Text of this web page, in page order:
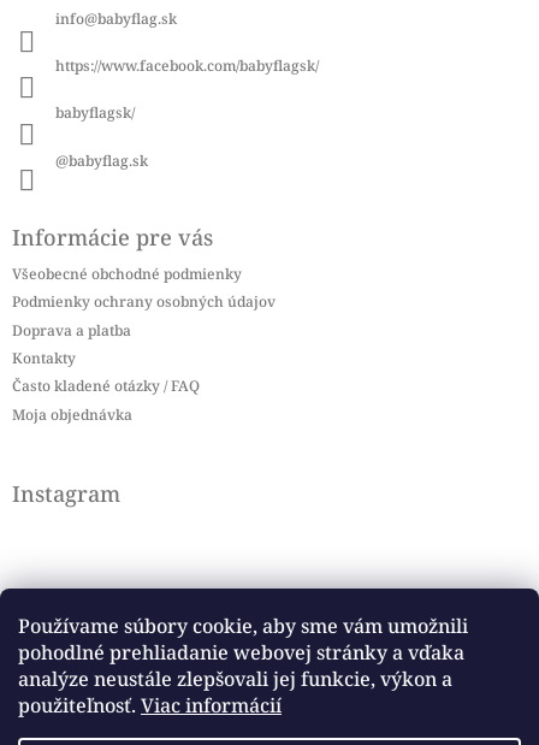
Používame súbory cookie, aby sme vám umožnili
pohodlné prehliadanie webovej stránky a vďaka
analýze neustále zlepšovali jej funkcie, výkon a
použiteľnosť. Viac informácií
info@babyflag.sk
https://www.facebook.com/babyflagsk/
babyflagsk/
@babyflag.sk
Informácie pre vás
Všeobecné obchodné podmienky
Podmienky ochrany osobných údajov
Doprava a platba
Kontakty
Často kladené otázky / FAQ
Moja objednávka
Instagram
Sledovať na Instagrame
Facebook